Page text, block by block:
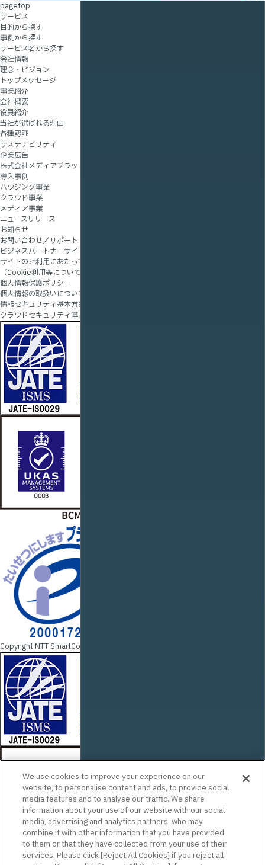
pagetop
サービス
目的から探す
事例から探す
サービス名から探す
会社情報
理念・ビジョン
トップメッセージ
事業紹介
会社概要
役員紹介
当社が選ばれる理由
各種認証
サステナビリティ
企業広告
株式会社メディアプラットフォームラボ
導入事例
ハウジング事業
クラウド事業
メディア事業
ニュースリリース
お知らせ
お問い合わせ／サポート
ビジネスパートナーサイト
サイトのご利用にあたって
（Cookie利用等について）
個人情報保護ポリシー
個人情報の取扱いについて
情報セキュリティ基本方針
クラウドセキュリティ基本方針
Copyright NTT SmartConnect Corporation.
We use cookies to improve your experience on our
website, to personalise content and ads, to provide social
media features and to analyse our traffic. We share
information about your use of our website with our social
media, advertising and analytics partners, who may
combine it with other information that you have provided
to them or that they have collected from your use of their
services. Please click [Reject All Cookies] if you reject all